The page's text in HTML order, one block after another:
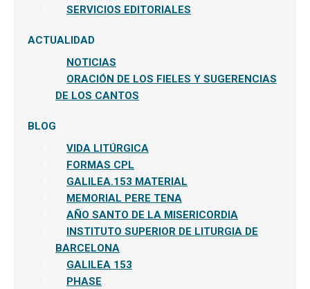
SERVICIOS EDITORIALES
ACTUALIDAD
NOTICIAS
ORACIÓN DE LOS FIELES Y SUGERENCIAS
DE LOS CANTOS
BLOG
VIDA LITÚRGICA
FORMAS CPL
GALILEA.153 MATERIAL
MEMORIAL PERE TENA
AÑO SANTO DE LA MISERICORDIA
INSTITUTO SUPERIOR DE LITURGIA DE
BARCELONA
GALILEA 153
PHASE